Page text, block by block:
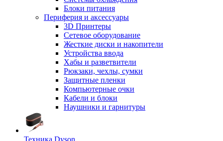
Блоки питания
Периферия и аксессуары
3D Принтеры
Сетевое оборудование
Жесткие диски и накопители
Устройства ввода
Хабы и разветвители
Рюкзаки, чехлы, сумки
Защитные пленки
Компьютерные очки
Кабели и блоки
Наушники и гарнитуры
Техника Dyson